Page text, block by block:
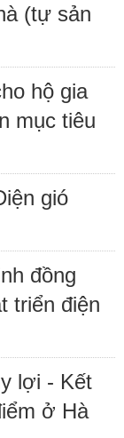
(tự sản
hộ gia
mục tiêu
gió
đồng
triển điện
lợi - Kết
ở Hà